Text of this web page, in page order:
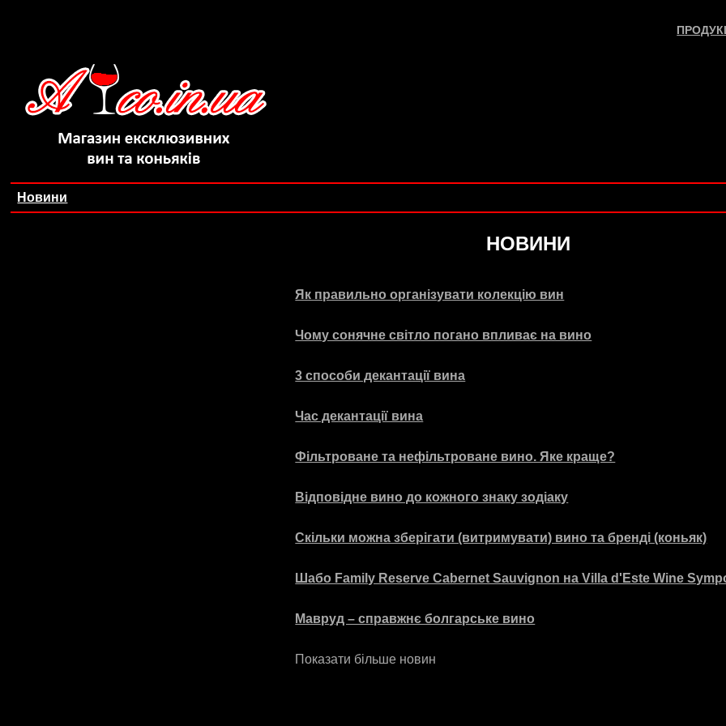
Новини
НОВИНИ
Як правильно організувати колекцію вин
Чому сонячне світло погано впливає на вино
3 способи декантації вина
Час декантації вина
Фільтроване та нефільтроване вино. Яке краще?
Відповідне вино до кожного знаку зодіаку
Скільки можна зберігати (витримувати) вино та бренді (коньяк)
Шабо Family Reserve Cabernet Sauvignon на Villa d'Este Wine
Мавруд – справжнє болгарське вино
Показати більше новин